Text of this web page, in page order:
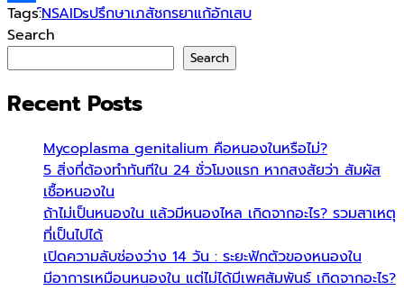
Link
Share
Tags:์NSAIDsปรึกษาเภสัชกรยาแก้อักเสบ
Search
Search
Recent Posts
Mycoplasma genitalium คือหนองในหรือไม่?
5 สิ่งที่ต้องทำทันทีใน 24 ชั่วโมงแรก หากสงสัยว่า สัมผัส
เชื้อหนองใน
ถ้าไม่เป็นหนองใน แล้วมีหนองไหล เกิดจากอะไร? รวมสาเหตุ
ที่เป็นไปได้
เปิดความลับช่องว่าง 14 วัน : ระยะฟักตัวของหนองใน
มีอาการเหมือนหนองใน แต่ไม่ได้มีเพศสัมพันธ์ เกิดจากอะไร?